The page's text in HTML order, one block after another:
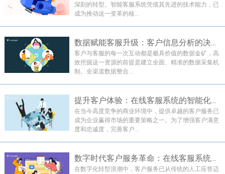
深刻的转型。智能客服系统凭借其先进的技术能力，已
成为推动这一变革的核...
‌
数据赋能客服升级：客户信息分析的决策优化指南
客户与客服的每一次互动都是极具价值的数据金矿，高
效挖掘这一资源的前提是建立全面、精准的数据采集机
制。‌全渠道数据整合...
提升客户体验：在线客服系统的智能化升级与...
在当今高度竞争的商业环境中，提供卓越的客户服务已
成为企业赢得市场的重要策略之一。为了增强客户满意
度和忠诚度，完善客户...
数字时代客户服务革命：在线客服系统如何重...
在数字化转型浪潮中，客户服务已从传统的人工应答迈